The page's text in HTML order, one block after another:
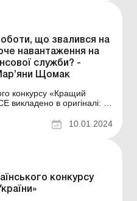
що звалився на
навантаження на
служби? -
Щомак
конкурсу «Кращий
викладено в оригіналі: В
об’єм роботи та завдань,
працівників
10.01.2024
конкурсу